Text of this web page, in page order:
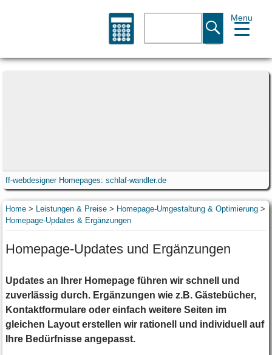
Home> Leistungen & Preise> Homepage-Umgestaltung & Optimierung>
Homepage-Updates & Ergänzungen
Homepage-Updates und Ergänzungen
Updates an Ihrer Homepage führen wir schnell und
zuverlässig durch. Ergänzungen wie z.B. Gästebücher,
Kontaktformulare oder einfach weitere Seiten im
gleichen Layout erstellen wir rationell und individuell auf
Ihre Bedürfnisse angepasst.
ff-webdesigner Homepages:schlaf-wandler.de
Menu